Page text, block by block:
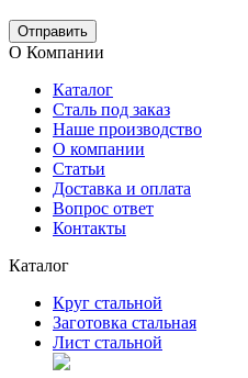
Отправить
О Компании
Каталог
Сталь под заказ
Наше производство
О компании
Статьи
Доставка и оплата
Вопрос ответ
Контакты
Каталог
Круг стальной
Заготовка стальная
Лист стальной